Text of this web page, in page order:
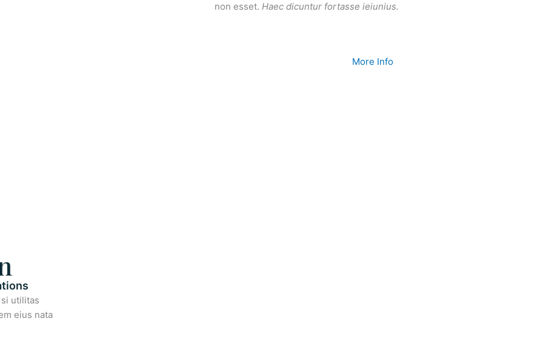
non esset.Haec dicuntur fortasse ieiunius.
More Info
utilitas
eius nata